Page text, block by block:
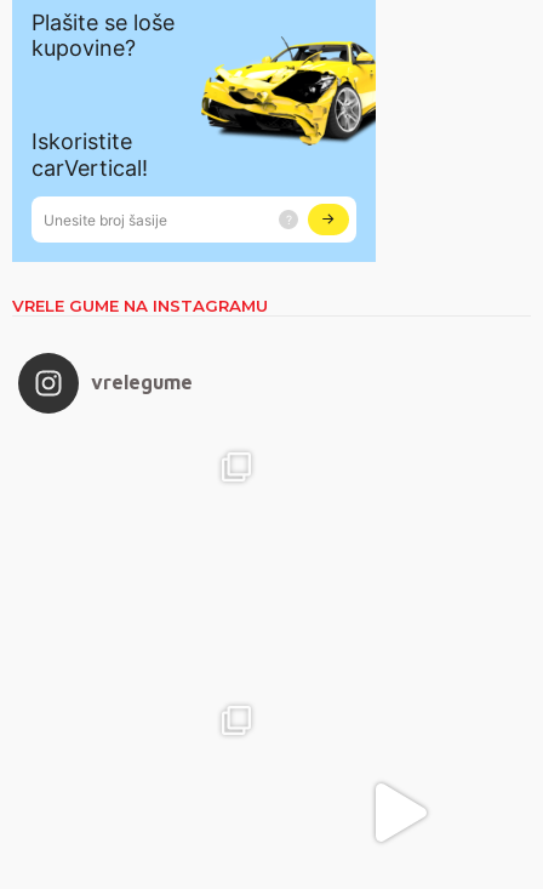
VRELE GUME NA INSTAGRAMU
vrelegume